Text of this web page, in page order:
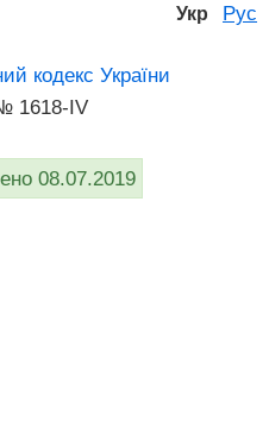
Укр Рус
кодекс України
1618-IV
08.07.2019